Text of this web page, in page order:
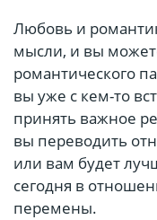
Любовь и
мысли, и вы
романтического
вы уже с кем-то
принять важное
вы переводить
или вам будет
сегодня в
перемены.